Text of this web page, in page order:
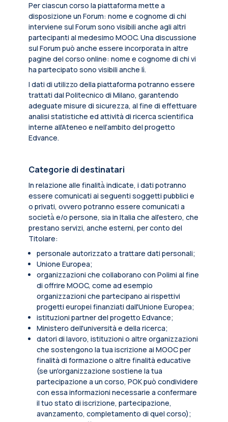
Per ciascun corso la piattaforma mette a
disposizione un Forum: nome e cognome di chi
interviene sul Forum sono visibili anche agli altri
partecipanti al medesimo MOOC. Una discussione
sul Forum può anche essere incorporata in altre
pagine del corso online: nome e cognome di chi vi
ha partecipato sono visibili anche lì.
I dati di utilizzo della piattaforma potranno essere
trattati dal Politecnico di Milano, garantendo
adeguate misure di sicurezza, al fine di effettuare
analisi statistiche ed attività di ricerca scientifica
interne all’Ateneo e nell’ambito del progetto
Edvance.
Categorie di destinatari
In relazione alle finalità̀ indicate, i dati potranno
essere comunicati ai seguenti soggetti pubblici e
o privati, ovvero potranno essere comunicati a
società̀ e/o persone, sia in Italia che all’estero, che
prestano servizi, anche esterni, per conto del
Titolare:
personale autorizzato a trattare dati personali;
Unione Europea;
organizzazioni che collaborano con Polimi al fine
di offrire MOOC, come ad esempio
organizzazioni che partecipano ai rispettivi
progetti europei finanziati dall'Unione Europea;
istituzioni partner del progetto Edvance;
Ministero dell'università e della ricerca;
datori di lavoro, istituzioni o altre organizzazioni
che sostengono la tua iscrizione ai MOOC per
finalità di formazione o altre finalità educative
(se un'organizzazione sostiene la tua
partecipazione a un corso, POK può condividere
con essa informazioni necessarie a confermare
il tuo stato di iscrizione, partecipazione,
avanzamento, completamento di quel corso);